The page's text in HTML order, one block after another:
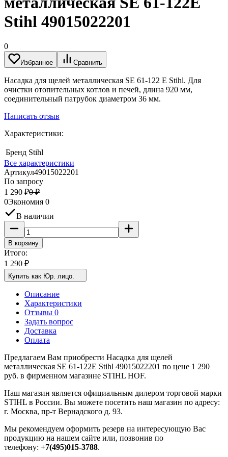
Stihl 49015022201
0
Избранное Сравнить
Насадка для щелей металлическая SE 61-122 E Stihl. Для
очистки отопительных котлов и печей, длина 920 мм,
соединительный патрубок диаметром 36 мм.
Написать отзыв
Характеристики:
Бренд Stihl
Все характеристики
Артикул49015022201
По запросу
1 290 ₽0 ₽
0Экономия 0
В наличии
В корзину
Итого:
1 290 ₽
Купить как Юр. лицо.
Описание
Характеристики
Отзывы 0
Задать вопрос
Доставка
Оплата
Предлагаем Вам приобрести Насадка для щелей
металлическая SE 61-122E Stihl 49015022201 по цене 1 290
руб. в фирменном магазине STIHL HOF.
Наш магазин является официальным дилером торговой марки
STIHL в России. Вы можете посетить наш магазин по адресу:
г. Москва, пр-т Вернадского д. 93.
Мы рекомендуем оформить резерв на интересующую Вас
продукцию на нашем сайте или, позвонив по
телефону: +7(495)015-3788.